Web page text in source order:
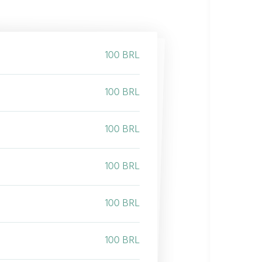
100 BRL
100 BRL
100 BRL
100 BRL
100 BRL
100 BRL